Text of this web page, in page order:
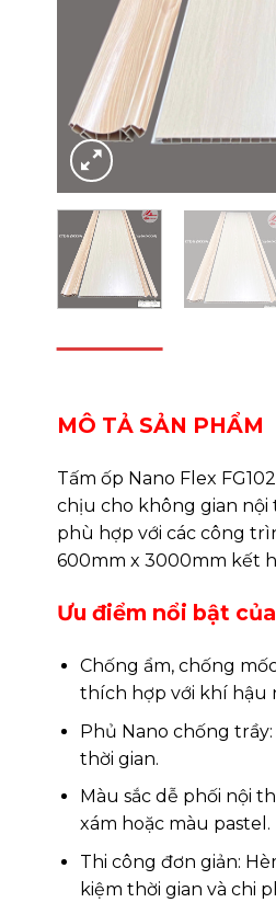
MÔ TẢ SẢN PHẨM
Tấm ốp Nano Flex
chịu cho không gian nội
phù hợp với các công
600mm x 3000mm kết
Ưu điểm nổi bật
Chống ẩm, chống
thích hợp với khí hậu
Phủ Nano chống
thời gian.
Màu sắc dễ phối nội
xám hoặc màu pastel.
Thi công đơn giản:
kiệm thời gian và chi